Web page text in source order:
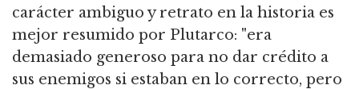
carácter ambiguo y retrato en la historia es
mejor resumido por Plutarco: "era
demasiado generoso para no dar crédito a
sus enemigos si estaban en lo correcto, pero